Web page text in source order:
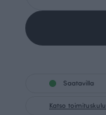
Saatavilla
Katso